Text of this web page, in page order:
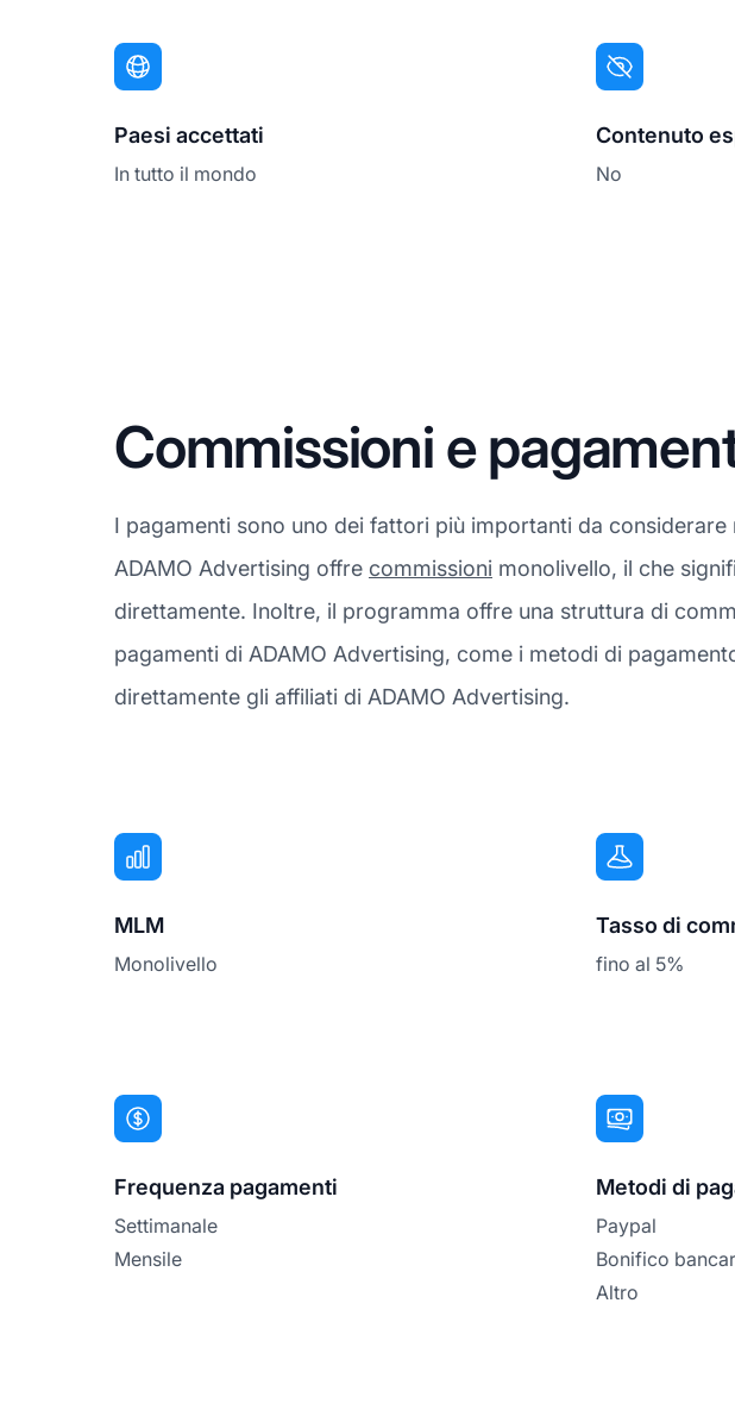
Paesi accettati
In tutto il mondo
Contenuto
No
Commissioni e
I pagamenti sono uno dei fattori più importanti da
ADAMO Advertising offre commissioni monolivello, il che
direttamente. Inoltre, il programma offre una struttura di
pagamenti di ADAMO Advertising, come i metodi di
direttamente gli affiliati di ADAMO Advertising.
MLM
Monolivello
Tasso di
fino al 5%
Frequenza pagamenti
Settimanale
Mensile
Metodi di
Paypal
Bonifico
Altro